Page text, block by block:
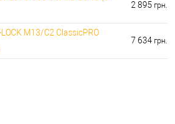
2 895 грн.
M13/C2 ClassicPRO
7 634 грн.